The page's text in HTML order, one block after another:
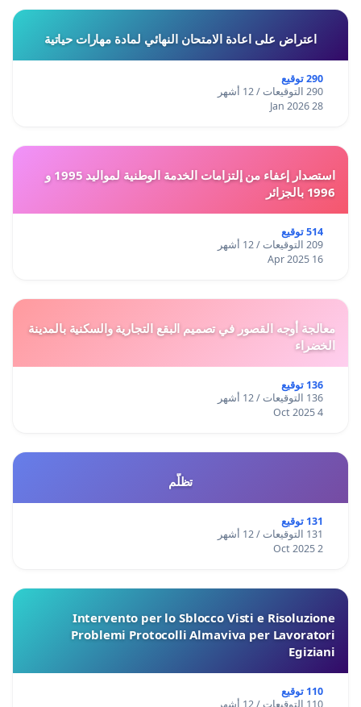
اعتراض على اعادة الامتحان النهائي لمادة مهارات حياتية
290 توقيع
290 التوقيعات / 12 أشهر
28 Jan 2026
استصدار إعفاء من إلتزامات الخدمة الوطنية لمواليد 1995 و
1996 بالجزائر
514 توقيع
209 التوقيعات / 12 أشهر
16 Apr 2025
معالجة أوجه القصور في تصميم البقع التجارية والسكنية بالمدينة
الخضراء
136 توقيع
136 التوقيعات / 12 أشهر
4 Oct 2025
تظلّم
131 توقيع
131 التوقيعات / 12 أشهر
2 Oct 2025
Intervento per lo Sblocco Visti e Risoluzione
Problemi Protocolli Almaviva per Lavoratori
Egiziani
110 توقيع
110 التوقيعات / 12 أشهر